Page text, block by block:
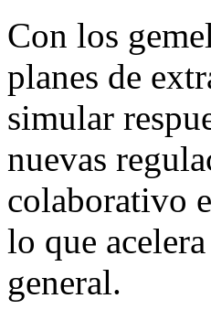
Con los
planes de
simular
nuevas
colaborativo
lo que
general.